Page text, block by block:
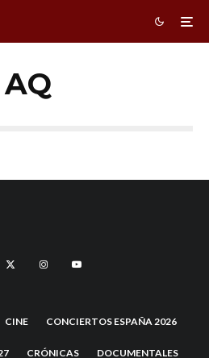
AQ
CINE CONCIERTOS ESPAÑA 2026
CRÓNICAS DOCUMENTALES